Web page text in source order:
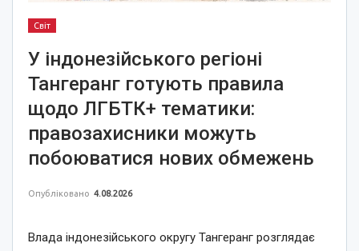
Світ
У індонезійського регіоні
Тангеранг готують правила
щодо ЛГБТК+ тематики:
правозахисники можуть
побоюватися нових обмежень
Опубліковано 4.08.2026
Влада індонезійського округу Тангеранг розглядає